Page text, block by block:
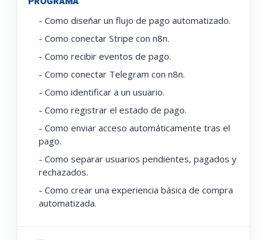
- Como diseñar un flujo de pago automatizado.
- Como conectar Stripe con n8n.
- Como recibir eventos de pago.
- Como conectar Telegram con n8n.
- Como identificar a un usuario.
- Como registrar el estado de pago.
- Como enviar acceso automáticamente tras el
pago.
- Como separar usuarios pendientes, pagados y
rechazados.
- Como crear una experiencia básica de compra
automatizada.